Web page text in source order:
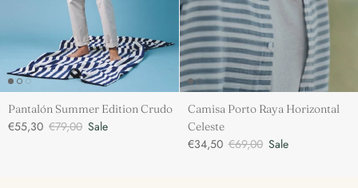
Pantalón Summer Edition Crudo
€55,30 €79,00 Sale
Camisa Porto Raya Horizontal
Celeste
€34,50 €69,00 Sale